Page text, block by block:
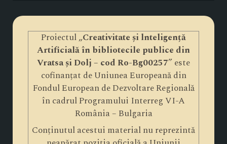
Proiectul „Creativitate și lnteligență
Artificială în bibliotecile publice din
Vratsa și Dolj – cod Ro-Bg00257” este
cofinanțat de Uniunea Europeană din
Fondul European de Dezvoltare Regională
în cadrul Programului Interreg VI-A
România – Bulgaria
Conținutul acestui material nu reprezintă